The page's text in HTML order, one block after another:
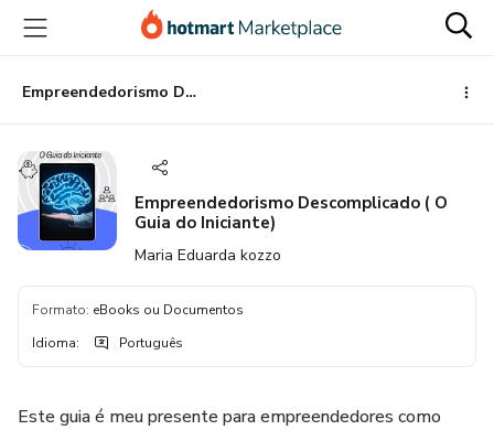
para
conteúdo
principal
para
pagamento
para
rodapé
Empreendedorismo Descomplicado ( O Guia do Iniciante)
Empreendedorismo Descomplicado ( O
Guia do Iniciante)
Maria Eduarda kozzo
Formato: eBooks ou Documentos
Idioma: Português
Este guia é meu presente para empreendedores como